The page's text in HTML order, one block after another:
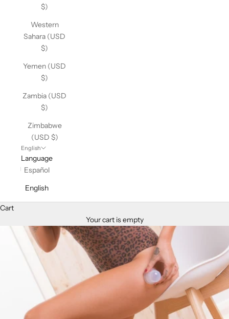
$)
Western
Sahara (USD
$)
Yemen (USD
$)
Zambia (USD
$)
Zimbabwe
(USD $)
English
Language
Español
English
Cart
Your cart is empty